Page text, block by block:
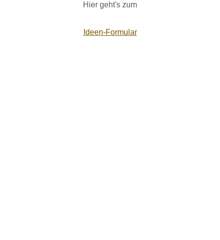
Hier geht's zum
Ideen-Formular